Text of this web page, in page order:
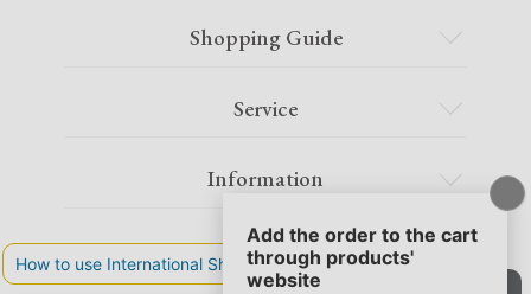
Shopping Guide
Service
Information
Contact